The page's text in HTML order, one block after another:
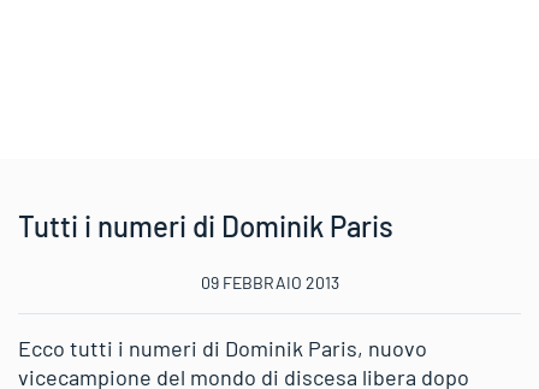
Tutti i numeri di Dominik Paris
09 FEBBRAIO 2013
Ecco tutti i numeri di Dominik Paris, nuovo
vicecampione del mondo di discesa libera dopo